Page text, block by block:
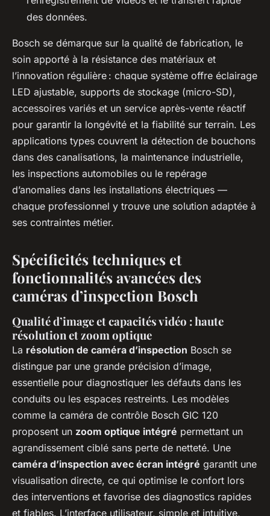
des données.
Bosch se démarque sur la qualité de fabrication, le
soin apporté à la résistance des matériaux et
l’innovation régulière : chaque système offre éclairage
LED ajustable, supports de stockage (micro-SD),
accessoires variés et un service après-vente réactif
pour garantir la longévité et la fiabilité sur terrain. Les
applications types couvrent la détection de bouchons
dans des canalisations, la maintenance industrielle,
les inspections automobiles ou le repérage
d’anomalies dans les installations électriques —
chaque professionnel y trouve une solution adaptée à
ses contraintes métier.
Spécificités techniques et
fonctionnalités avancées des
caméras d’inspection Bosch
Qualité d’image et capacités vidéo : haute
résolution et zoom optique
La résolution de caméra d’inspection Bosch se
distingue par une grande précision d’image,
essentielle pour diagnostiquer les défauts dans les
conduits ou les espaces restreints. Les modèles
comme la caméra de contrôle Bosch GIC 120
proposent un zoom optique intégré permettant un
agrandissement ciblé sans perte de netteté. Une
caméra d’inspection avec écran intégré garantit une
visualisation directe, ce qui optimise le confort lors
des interventions et favorise des diagnostics rapides
et fiables. L’interface utilisateur, simple et intuitive,